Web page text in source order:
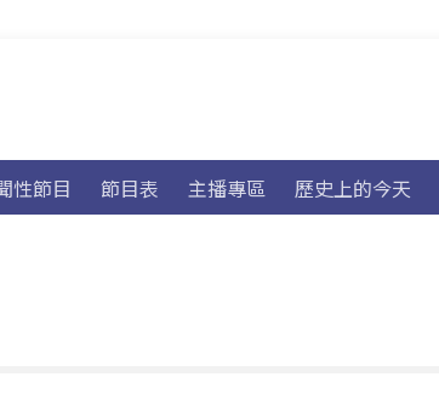
性節目 節目表 主播專區 歷史上的今天